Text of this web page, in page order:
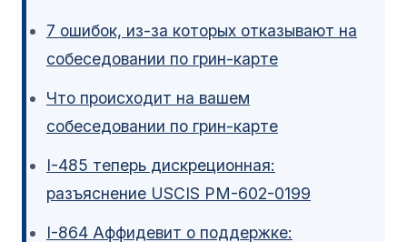
7 ошибок, из-за которых отказывают на
собеседовании по грин-карте
Что происходит на вашем
собеседовании по грин-карте
I-485 теперь дискреционная:
разъяснение USCIS PM-602-0199
I-864 Аффидевит о поддержке: